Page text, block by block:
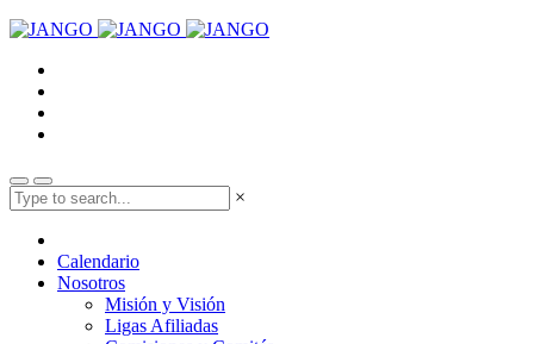
×
Calendario
Nosotros
Misión y Visión
Ligas Afiliadas